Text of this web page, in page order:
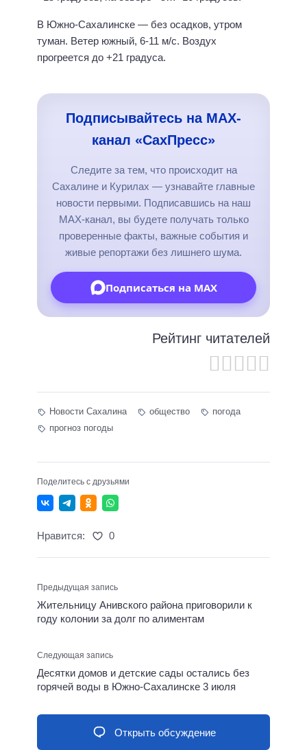
В Южно-Сахалинске — без осадков, утром
туман. Ветер южный, 6-11 м/с. Воздух
прогреется до +21 градуса.
Подписывайтесь на MAX-
канал «СахПресс»
Следите за тем, что происходит на
Сахалине и Курилах — узнавайте главные
новости первыми. Подписавшись на наш
MAX-канал, вы будете получать только
проверенные факты, важные события и
живые репортажи без лишнего шума.
Подписаться на MAX
Рейтинг читателей
Новости Сахалина общество
погода
прогноз погоды
Поделитесь с друзьями
Нравится: 0
Предыдущая запись
Жительницу Анивского района приговорили к
году колонии за долг по алиментам
Следующая запись
Десятки домов и детские сады остались без
горячей воды в Южно-Сахалинске 3 июля
Открыть обсуждение